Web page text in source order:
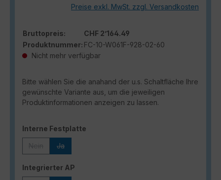
Preise exkl. MwSt. zzgl. Versandkosten
Bruttopreis:
CHF 2’164.49
Produktnummer: FC-10-W061F-928-02-60
Nicht mehr verfügbar
Bitte wählen Sie die anahand der u.s. Schaltfläche Ihre
gewünschte Variante aus, um die jeweiligen
Produktinformationen anzeigen zu lassen.
Interne Festplatte
Ja
Integrierter AP